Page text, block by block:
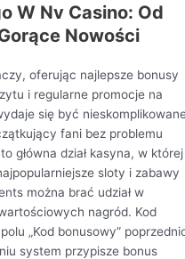
W Nv Casino: Od
Nowości
oferując najlepsze bonusy
i regularne promocje na
się być
fani bez problemu
główna dział kasyna, w której
sloty i zabawy
można brać udział w
nagród. Kod
„Kod bonusowy”
system przypisze bonus